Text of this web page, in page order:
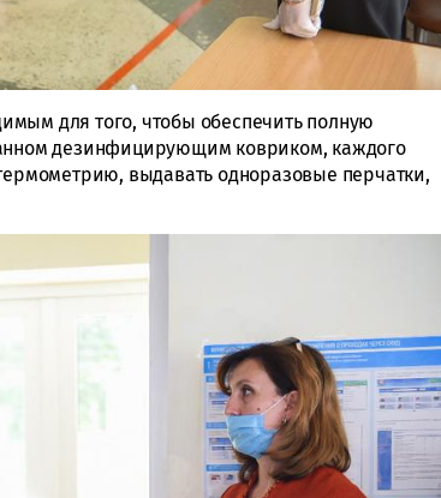
для того, чтобы обеспечить полную
дезинфицирующим ковриком, каждого
выдавать одноразовые перчатки,